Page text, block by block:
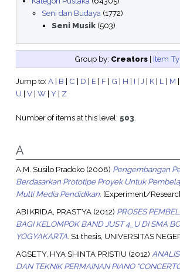
Seni dan Budaya(1772)
Seni Musik(503)
Group by: Creators | Item
Jump to: A| B | C | D | E| F| G | H | I | J | K| L | M |
U | V| W| Y| Z
Number of items at this level: 503.
A
A.M. Susilo Pradoko(2008) Pengembangan
Berdasarkan Prototipe Proyek Untuk
Multi Media Pendidikan. [Experiment/
ABI KRIDA, PRASTYA(2012) PROSES
BAGI KELOMPOK BAND JUST 4_U DI SMA
YOGYAKARTA. S1 thesis, UNIVERSITAS
AGSETY, HYA SHINTA PRISTIU (2012)
DAN TEKNIK PERMAINAN PIANO